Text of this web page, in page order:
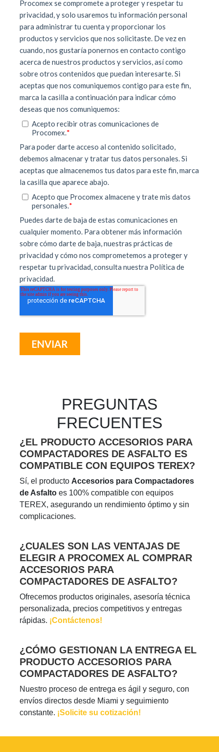
PREGUNTAS
FRECUENTES
¿EL PRODUCTO ACCESORIOS PARA
COMPACTADORES DE ASFALTO ES
COMPATIBLE CON EQUIPOS TEREX?
Sí, el producto Accesorios para Compactadores
de Asfalto es 100% compatible con equipos
TEREX, asegurando un rendimiento óptimo y sin
complicaciones.
¿CUALES SON LAS VENTAJAS DE
ELEGIR A PROCOMEX AL COMPRAR
ACCESORIOS PARA
COMPACTADORES DE ASFALTO?
Ofrecemos productos originales, asesoría técnica
personalizada, precios competitivos y entregas
rápidas. ¡Contáctenos!
¿CÓMO GESTIONAN LA ENTREGA EL
PRODUCTO ACCESORIOS PARA
COMPACTADORES DE ASFALTO?
Nuestro proceso de entrega es ágil y seguro, con
envíos directos desde Miami y seguimiento
constante. ¡Solicite su cotización!